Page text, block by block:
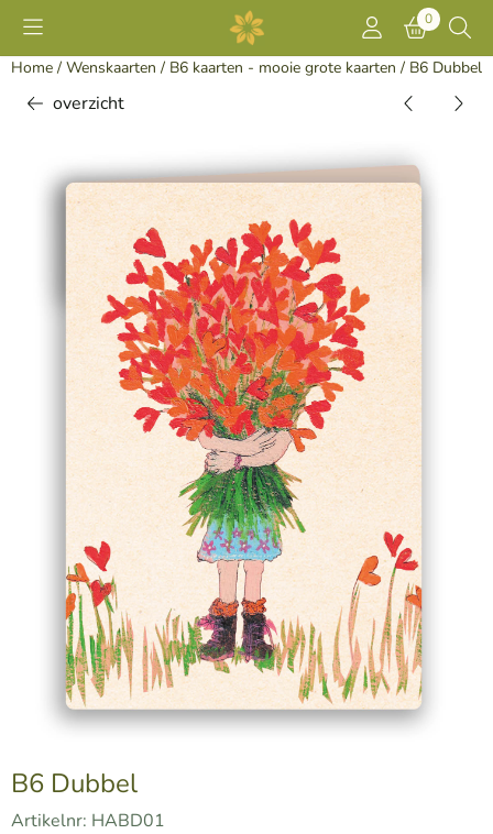
Cookievoorkeuren zijn momenteel gesloten. 0
Home / Wenskaarten / B6 kaarten - mooie grote kaarten / B6 Dubbel
overzicht
B6 Dubbel
Artikelnr: HABD01